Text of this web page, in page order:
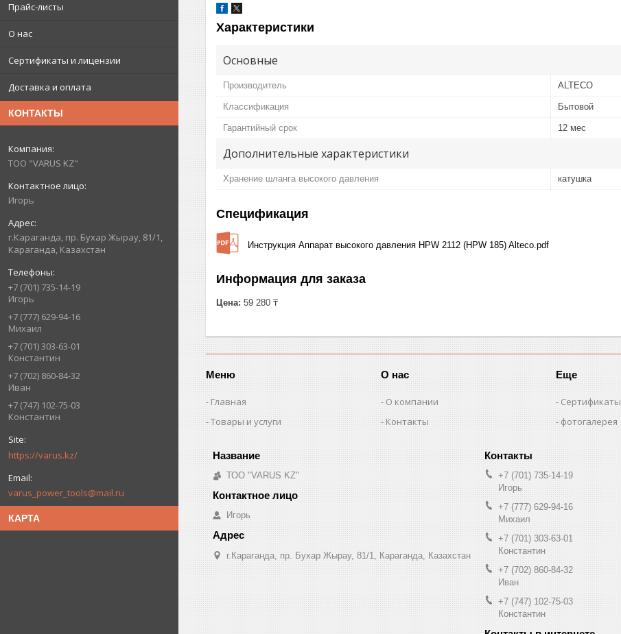
Прайс-листы
О нас
Сертификаты и лицензии
Доставка и оплата
КОНТАКТЫ
ТОО "VARUS KZ"
Игорь
г.Караганда, пр. Бухар Жырау, 81/1,
Караганда, Казахстан
+7 (701) 735-14-19
Игорь
+7 (777) 629-94-16
Михаил
+7 (701) 303-63-01
Константин
+7 (702) 860-84-32
Иван
+7 (747) 102-75-03
Константин
https://varus.kz/
varus_power_tools@mail.ru
КАРТА
Характеристики
Основные
Производитель ALTECO
Классификация Бытовой
Гарантийный срок 12 мес
Дополнительные характеристики
Хранение шланга высокого давления катушка
Спецификация
Инструкция Аппарат высокого давления HPW 2112 (HPW 185) Alteco.pdf
Информация для заказа
Цена: 59 280 ₸
Меню
Главная
Товары и услуги
О нас
О компании
Контакты
Еще
Сертификаты
фотогалерея
ТОО "VARUS KZ"
Игорь
г.Караганда, пр. Бухар Жырау, 81/1, Караганда, Казахстан
+7 (701) 735-14-19
Игорь
+7 (777) 629-94-16
Михаил
+7 (701) 303-63-01
Константин
+7 (702) 860-84-32
Иван
+7 (747) 102-75-03
Константин